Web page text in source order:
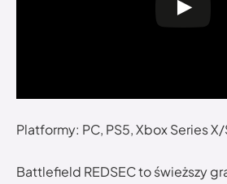
Platformy: PC, PS5, Xbox Series X/
Battlefield REDSEC to świeższy